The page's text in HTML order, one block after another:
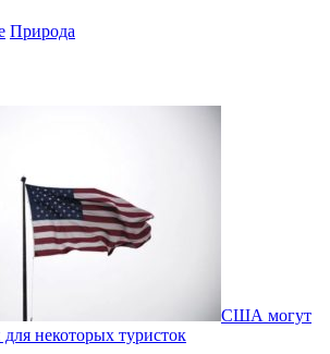
Природа
США могут
для некоторых туристок